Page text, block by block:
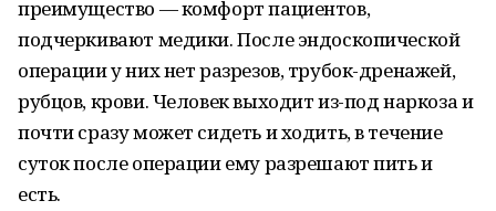
преимущество — комфорт пациентов,
подчеркивают медики. После эндоскопической
операции у них нет разрезов, трубок-дренажей,
рубцов, крови. Человек выходит из-под наркоза и
почти сразу может сидеть и ходить, в течение
суток после операции ему разрешают пить и
есть.